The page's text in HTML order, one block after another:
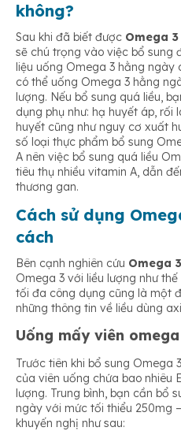
không?
Sau khi đã biết được Omega
sẽ chú trọng vào việc bổ sung
liệu uống Omega 3 hằng ngày
có thể uống Omega 3 hằng
lượng. Nếu bổ sung quá liều,
dụng phụ như: hạ huyết áp, rối
huyết cũng như nguy cơ xuất
số loại thực phẩm bổ sung
A nên việc bổ sung quá liều
tiêu thụ nhiều vitamin A, dẫn
thương gan.
Cách sử dụng
cách
Bên cạnh nghiên cứu Omega
Omega 3 với liều lượng như
tối đa công dụng cũng là một
những thông tin về liều dùng
Uống mấy viên
Trước tiên khi bổ sung Omega
của viên uống chứa bao nhiêu
lượng. Trung bình, bạn cần bổ
ngày với mức tối thiểu 250mg
khuyến nghị như sau: